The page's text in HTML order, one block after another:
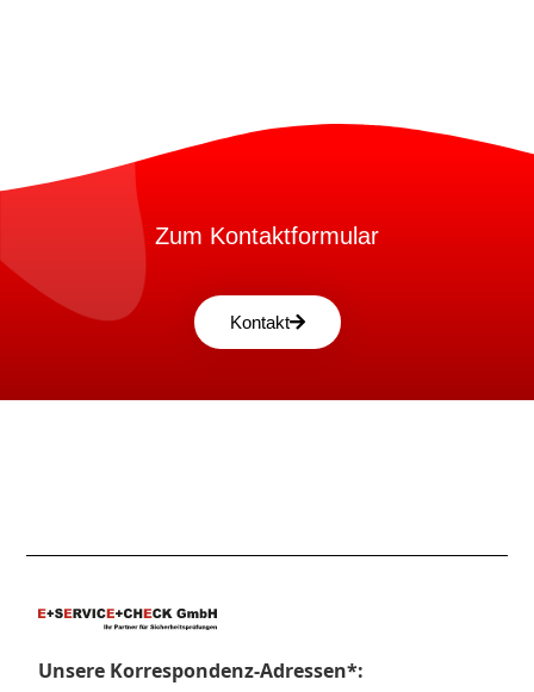
Zum Kontaktformular
Kontakt
Unsere Korrespondenz-Adressen*: